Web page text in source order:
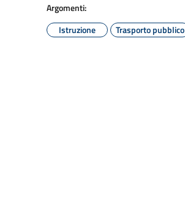
Argomenti:
Istruzione
Trasporto pubblico